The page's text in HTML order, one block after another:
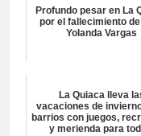
Profundo pesar en La
por el fallecimiento
Yolanda Vargas
La Quiaca lleva
vacaciones de
barrios con juegos,
y merienda para